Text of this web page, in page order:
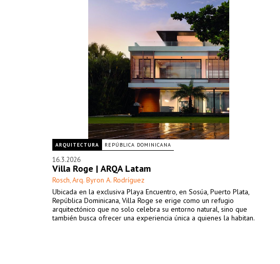
ARQUITECTURA REPÚBLICA DOMINICANA
16.3.2026
Villa Roge | ARQA Latam
Rosch, Arq. Byron A. Rodríguez
Ubicada en la exclusiva Playa Encuentro, en Sosúa, Puerto Plata,
República Dominicana, Villa Roge se erige como un refugio
arquitectónico que no solo celebra su entorno natural, sino que
también busca ofrecer una experiencia única a quienes la habitan.